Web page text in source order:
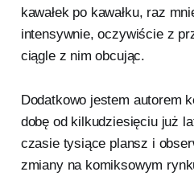
kawałek po kawałku, raz
intensywnie, oczywiście z
ciągle z nim obcując.
Dodatkowo jestem autorem
dobę od kilkudziesięciu już
czasie tysiące plansz i
zmiany na komiksowym